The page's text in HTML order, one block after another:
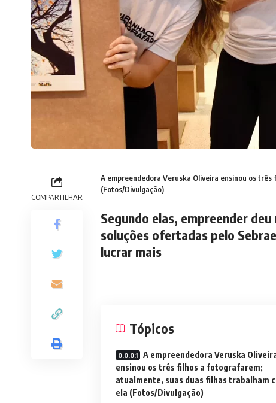
COMPARTILHAR
A empreendedora Veruska Oliveira ensinou os
(Fotos/Divulgação)
Segundo elas, empreender
soluções ofertadas pelo
lucrar mais
Tópicos
A empreendedora Veruska
ensinou os três filhos a fotografarem;
atualmente, suas duas filhas trabalham
ela (Fotos/Divulgação)